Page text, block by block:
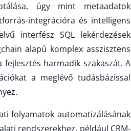
úgy mint metaadatok
integrációra és intelligens
interfész SQL lekérdezések
alapú komplex asszisztens
harmadik szakaszát. A
a meglévő tudásbázissal
folyamatok automatizálásának
rendszerekhez, például CRM-